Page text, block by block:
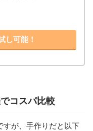
し可能！
コスパ比較
すが、手作りだと以下